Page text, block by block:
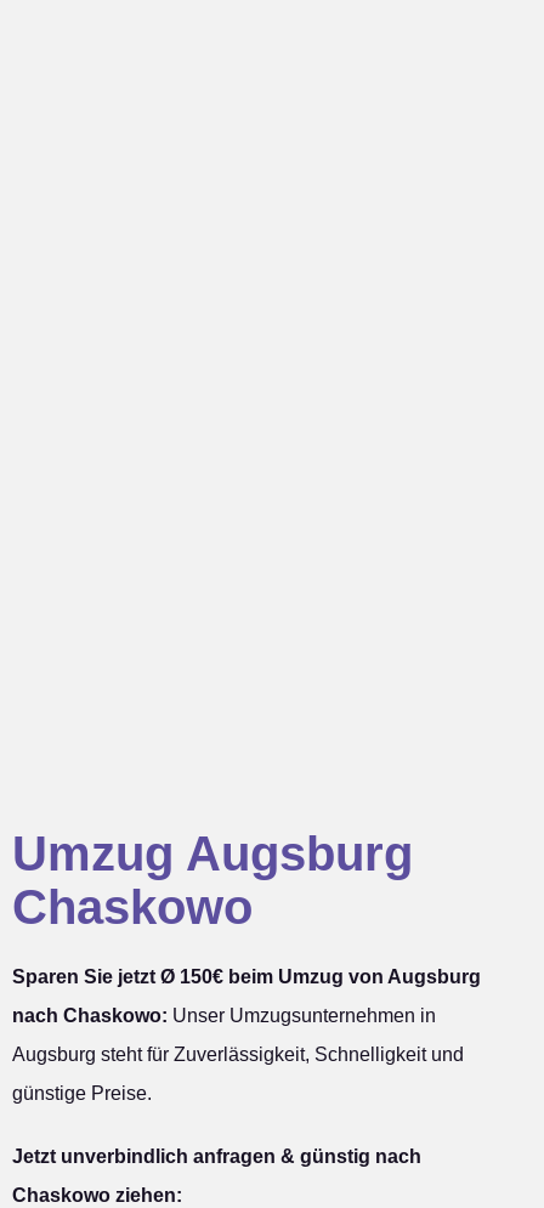
Umzug Augsburg
Chaskowo
Sparen Sie jetzt Ø 150€ beim Umzug von Augsburg
nach Chaskowo: Unser Umzugsunternehmen in
Augsburg steht für Zuverlässigkeit, Schnelligkeit und
günstige Preise.
Jetzt unverbindlich anfragen & günstig nach
Chaskowo ziehen: